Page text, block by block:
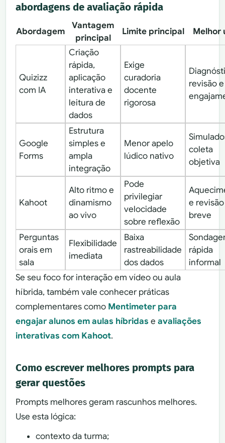
abordagens de avaliação rápida
Abordagem
Vantagem
principal
Limite principal Melhor
Quizizz
com IA
Criação
rápida,
aplicação
interativa e
leitura de
dados
Exige
curadoria
docente
rigorosa
revisão e
Google
Forms
Estrutura
simples e
ampla
integração
Menor apelo
lúdico nativo
coleta
objetiva
Kahoot
Alto ritmo e
dinamismo
ao vivo
Pode
privilegiar
velocidade
sobre reflexão
e revisão
breve
Perguntas
orais em
sala
Flexibilidade
imediata
Baixa
rastreabilidade
dos dados
rápida
informal
Se seu foco for interação em vídeo ou aula
híbrida, também vale conhecer práticas
complementares como Mentimeter para
engajar alunos em aulas híbridas eavaliações
interativas com Kahoot.
Como escrever melhores prompts para
gerar questões
Prompts melhores geram rascunhos melhores.
Use esta lógica:
contexto da turma;